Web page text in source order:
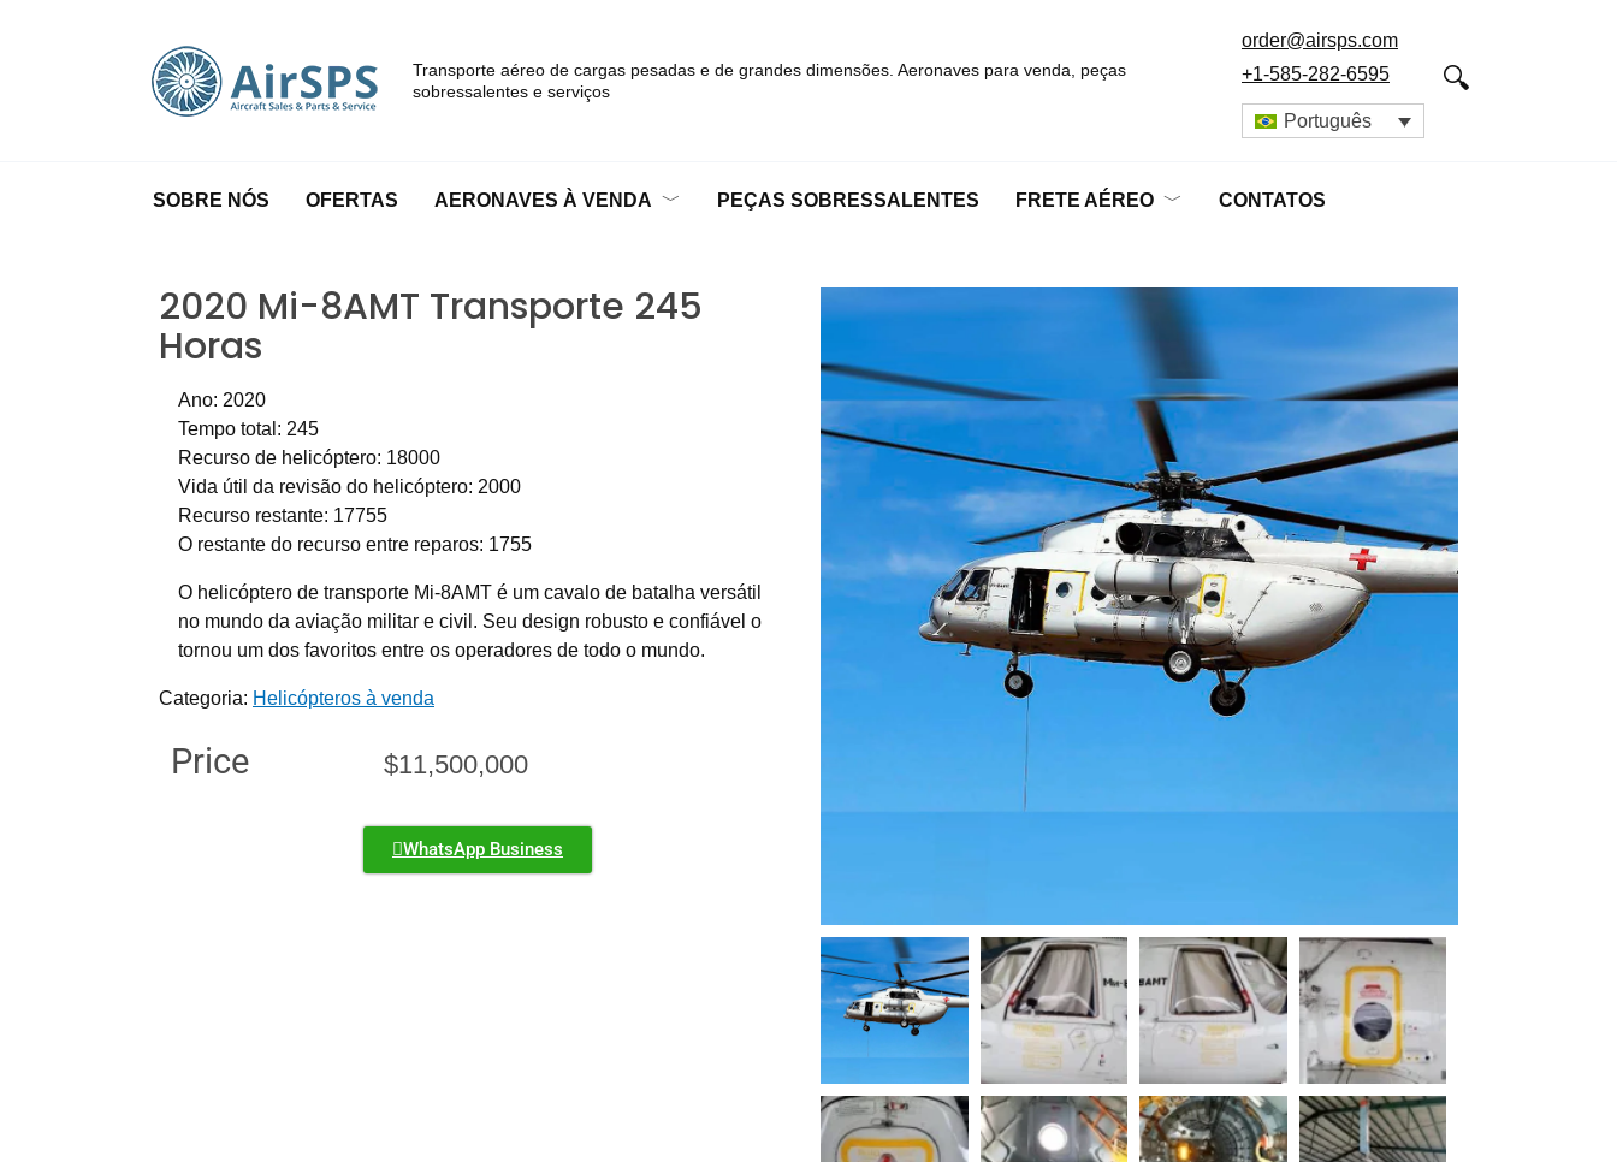
Transporte aéreo de cargas pesadas e de grandes dimensões. Aeronaves para venda, peças
sobressalentes e serviços
order@airsps.com
+1-585-282-6595
Português
SOBRE NÓS OFERTAS AERONAVES À VENDA PEÇAS SOBRESSALENTES FRETE AÉREO CONTATOS
2020 Mi-8AMT Transporte 245
Horas
Ano: 2020
Tempo total: 245
Recurso de helicóptero: 18000
Vida útil da revisão do helicóptero: 2000
Recurso restante: 17755
O restante do recurso entre reparos: 1755
O helicóptero de transporte Mi-8AMT é um cavalo de batalha versátil
no mundo da aviação militar e civil. Seu design robusto e confiável o
tornou um dos favoritos entre os operadores de todo o mundo.
Categoria: Helicópteros à venda
Price $11,500,000
WhatsApp Business